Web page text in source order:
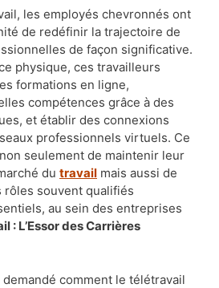
les employés chevronnés ont
de redéfinir la trajectoire de
de façon significative.
physique, ces travailleurs
formations en ligne,
compétences grâce à des
et établir des connexions
professionnels virtuels. Ce
seulement de maintenir leur
du travail mais aussi de
rôles souvent qualifiés
au sein des entreprises
: L’Essor des Carrières
comment le télétravail